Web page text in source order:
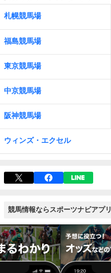
札幌競馬場
福島競馬場
東京競馬場
中京競馬場
阪神競馬場
ウィンズ・エクセル
競馬情報ならスポーツナビアプリ